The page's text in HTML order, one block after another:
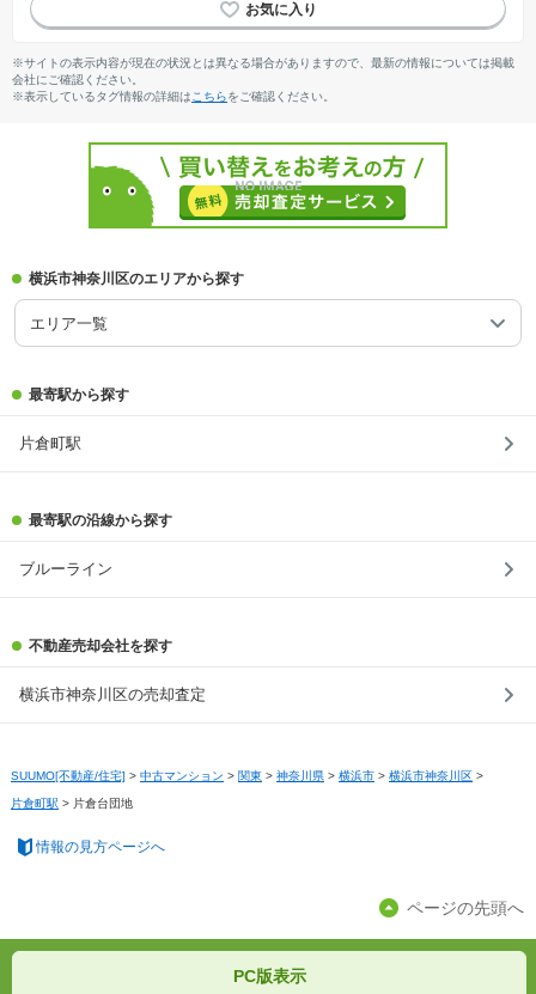
※サイトの表示内容が現在の状況とは異なる場合がありますので、最新の情報については掲載
会社にご確認ください。
※表示しているタグ情報の詳細は こちらをご確認ください。
横浜市神奈川区のエリアから探す
エリア一覧
最寄駅から探す
片倉町駅
最寄駅の沿線から探す
ブルーライン
不動産売却会社を探す
横浜市神奈川区の売却査定
SUUMO[不動産/住宅] > 中古マンション > 関東 > 神奈川県 > 横浜市 > 横浜市神奈川区 >
片倉町駅 > 片倉台団地
情報の見方ページへ
ページの先頭へ
PC版表示